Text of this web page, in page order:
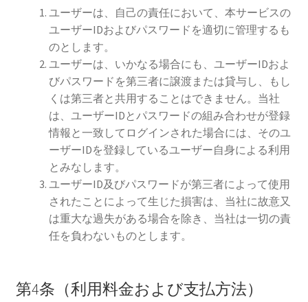
ユーザーは、自己の責任において、本サービスの
ユーザーIDおよびパスワードを適切に管理するも
のとします。
ユーザーは、いかなる場合にも、ユーザーIDおよ
びパスワードを第三者に譲渡または貸与し、もし
くは第三者と共用することはできません。当社
は、ユーザーIDとパスワードの組み合わせが登録
情報と一致してログインされた場合には、そのユ
ーザーIDを登録しているユーザー自身による利用
とみなします。
ユーザーID及びパスワードが第三者によって使用
されたことによって生じた損害は、当社に故意又
は重大な過失がある場合を除き、当社は一切の責
任を負わないものとします。
第4条（利用料金および支払方法）